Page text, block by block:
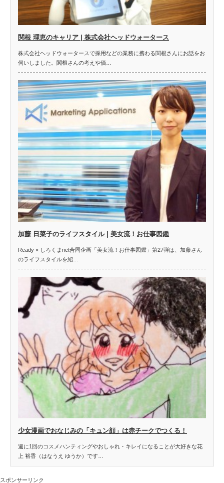
関根 理恵のキャリア | 株式会社ヘッドウォータース
株式会社ヘッドウォータースで採用などの業務に携わる関根さんにお話をお
伺いしました。関根さんの考えや価…
加藤 日菜子のライフスタイル | 美女流！お仕事図鑑
Ready × しろくまnet合同企画「美女流！お仕事図鑑」第27弾は、加藤さん
のライフスタイルを紹…
少女漫画でおなじみの「キュン顔」は赤チークでつくる！
週に1回のコスメハンティングやおしゃれ・キレイになることが大好きな花
上 裕香（はなうえ ゆうか）です…
スポンサーリンク